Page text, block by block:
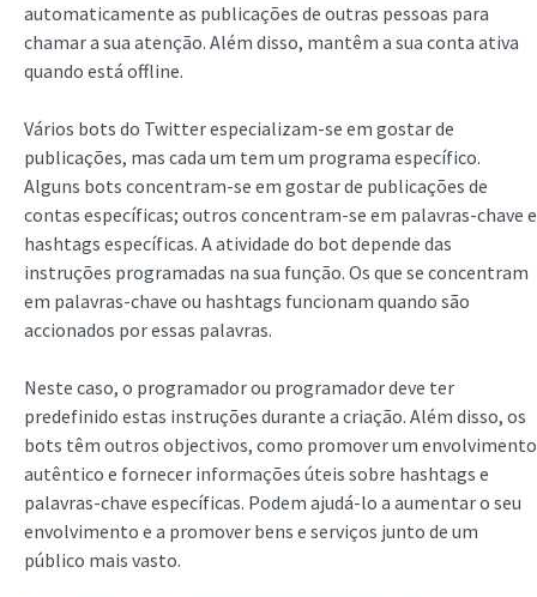
automaticamente as publicações de outras pessoas para
chamar a sua atenção. Além disso, mantêm a sua conta ativa
quando está offline.
Vários bots do Twitter especializam-se em gostar de
publicações, mas cada um tem um programa específico.
Alguns bots concentram-se em gostar de publicações de
contas específicas; outros concentram-se em palavras-chave e
hashtags específicas. A atividade do bot depende das
instruções programadas na sua função. Os que se concentram
em palavras-chave ou hashtags funcionam quando são
accionados por essas palavras.
Neste caso, o programador ou programador deve ter
predefinido estas instruções durante a criação. Além disso, os
bots têm outros objectivos, como promover um envolvimento
autêntico e fornecer informações úteis sobre hashtags e
palavras-chave específicas. Podem ajudá-lo a aumentar o seu
envolvimento e a promover bens e serviços junto de um
público mais vasto.